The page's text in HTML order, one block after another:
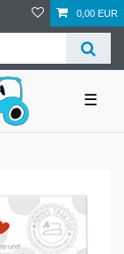
0,00 EUR
☰